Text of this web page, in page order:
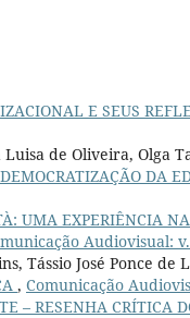
E SEUS
de Oliveira, Olga
DA
UMA EXPERIÊNCIA
Audiovisual:
Tássio José Ponce de
, Comunicação
– RESENHA CRÍTICA